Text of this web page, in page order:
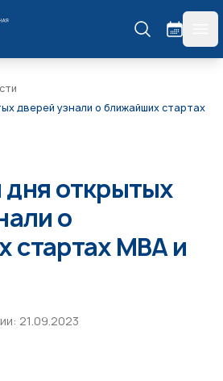
дверей узнали о ближайших стартах
дня открытых
о
стартах МВА и
21.09.2023